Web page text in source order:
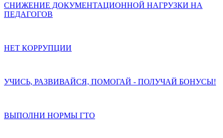
СНИЖЕНИЕ ДОКУМЕНТАЦИОННОЙ НАГРУЗКИ НА
ПЕДАГОГОВ
НЕТ КОРРУПЦИИ
УЧИСЬ, РАЗВИВАЙСЯ, ПОМОГАЙ - ПОЛУЧАЙ БОНУСЫ!
ВЫПОЛНИ НОРМЫ ГТО